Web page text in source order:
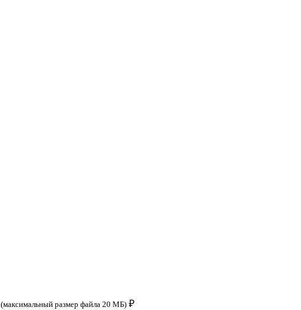
(максимальный размер файла 20 МБ) ₽